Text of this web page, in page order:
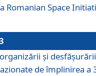
Romanian Space
şi
de împlinirea a